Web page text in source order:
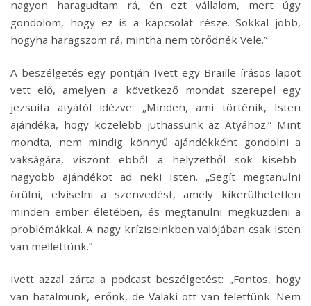
nagyon haragudtam rá, én ezt vállalom, mert úgy
gondolom, hogy ez is a kapcsolat része. Sokkal jobb,
hogyha haragszom rá, mintha nem törődnék Vele.”
A beszélgetés egy pontján Ivett egy Braille-írásos lapot
vett elő, amelyen a következő mondat szerepel egy
jezsuita atyától idézve: „Minden, ami történik, Isten
ajándéka, hogy közelebb juthassunk az Atyához.” Mint
mondta, nem mindig könnyű ajándékként gondolni a
vakságára, viszont ebből a helyzetből sok kisebb-
nagyobb ajándékot ad neki Isten. „Segít megtanulni
örülni, elviselni a szenvedést, amely kikerülhetetlen
minden ember életében, és megtanulni megküzdeni a
problémákkal. A nagy kríziseinkben valójában csak Isten
van mellettünk.”
Ivett azzal zárta a podcast beszélgetést: „Fontos, hogy
van hatalmunk, erőnk, de Valaki ott van felettünk. Nem